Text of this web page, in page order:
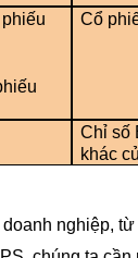
Cổ
Chỉ số
khác
nghiệp,